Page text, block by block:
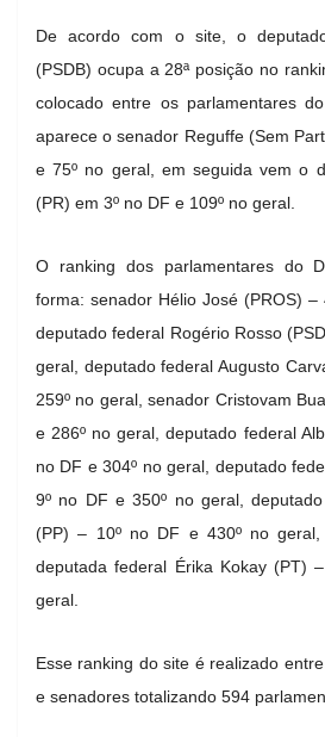
De acordo com o site, o
(PSDB) ocupa a 28ª posição no
colocado entre os parlamentares
aparece o senador Reguffe (Sem
e 75º no geral, em seguida vem o
(PR) em 3º no DF e 109º no geral.
O ranking dos parlamentares do
forma: senador Hélio José (PROS) –
deputado federal Rogério Rosso
geral, deputado federal Augusto
259º no geral, senador Cristovam
e 286º no geral, deputado federal
no DF e 304º no geral, deputado
9º no DF e 350º no geral,
(PP) – 10º no DF e 430º no
deputada federal Érika Kokay (PT)
geral.
Esse ranking do site é realizado
e senadores totalizando 594